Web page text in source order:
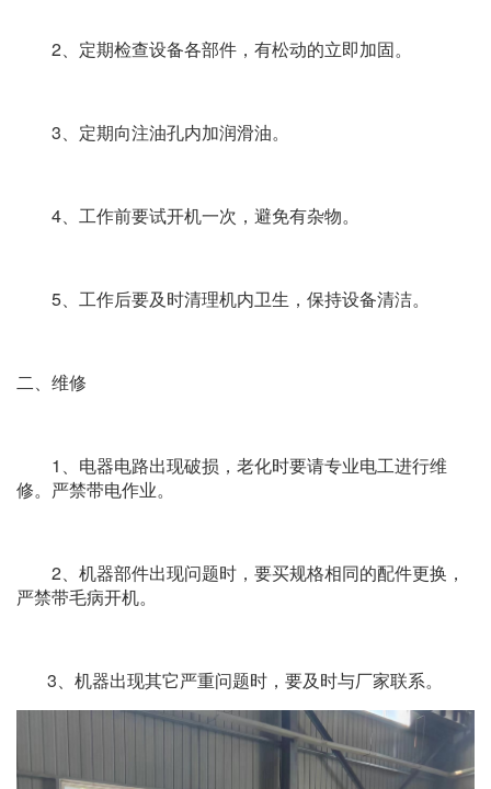
2、定期检查设备各部件，有松动的立即加固。
3、定期向注油孔内加润滑油。
4、工作前要试开机一次，避免有杂物。
5、工作后要及时清理机内卫生，保持设备清洁。
二、维修
1、电器电路出现破损，老化时要请专业电工进行维
修。严禁带电作业。
2、机器部件出现问题时，要买规格相同的配件更换，
严禁带毛病开机。
3、机器出现其它严重问题时，要及时与厂家联系。